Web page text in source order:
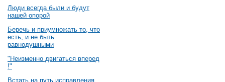
Люди всегда были и будут
нашей опорой
Беречь и приумножать то, что
есть, и не быть
равнодушными
"Неизменно двигаться вперед
!"
Встать на путь исправления